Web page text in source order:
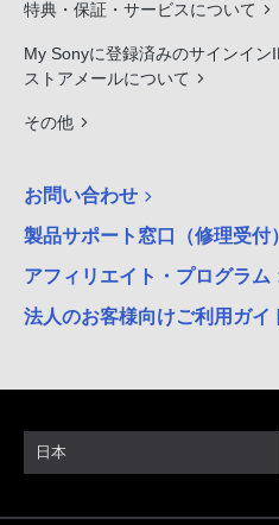
特典・保証・サービスについて
My Sonyに登録済みのサインイン
ストアメールについて
その他
お問い合わせ
製品サポート窓口（修理受付）
アフィリエイト・プログラム
法人のお客様向けご利用ガイ
日本